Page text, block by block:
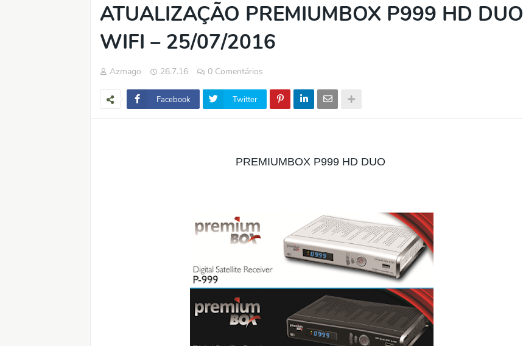
ATUALIZAÇÃO PREMIUMBOX P999 HD DUO
WIFI – 25/07/2016
Azmago 26.7.16 0 Comentários
Facebook Twitter
PREMIUMBOX P999 HD DUO